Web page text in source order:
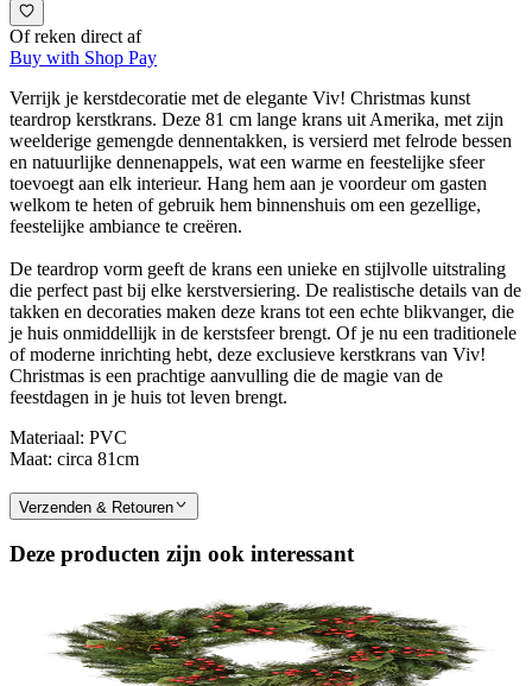
Of reken direct af
Buy with Shop Pay
Verrijk je kerstdecoratie met de elegante Viv! Christmas kunst
teardrop kerstkrans. Deze 81 cm lange krans uit Amerika, met zijn
weelderige gemengde dennentakken, is versierd met felrode bessen
en natuurlijke dennenappels, wat een warme en feestelijke sfeer
toevoegt aan elk interieur. Hang hem aan je voordeur om gasten
welkom te heten of gebruik hem binnenshuis om een gezellige,
feestelijke ambiance te creëren.
De teardrop vorm geeft de krans een unieke en stijlvolle uitstraling
die perfect past bij elke kerstversiering. De realistische details van de
takken en decoraties maken deze krans tot een echte blikvanger, die
je huis onmiddellijk in de kerstsfeer brengt. Of je nu een traditionele
of moderne inrichting hebt, deze exclusieve kerstkrans van Viv!
Christmas is een prachtige aanvulling die de magie van de
feestdagen in je huis tot leven brengt.
Materiaal: PVC
Maat: circa 81cm
Verzenden & Retouren
Deze producten zijn ook interessant